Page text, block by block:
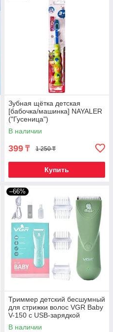
Зубная щётка детская
[бабочка/машинка] NAYALER
("Гусеница")
В наличии
399 ₸ 1 250 ₸
Купить
–66%
Триммер детский бесшумный
для стрижки волос VGR Baby
V-150 с USB-зарядкой
(Оливковый)
В наличии